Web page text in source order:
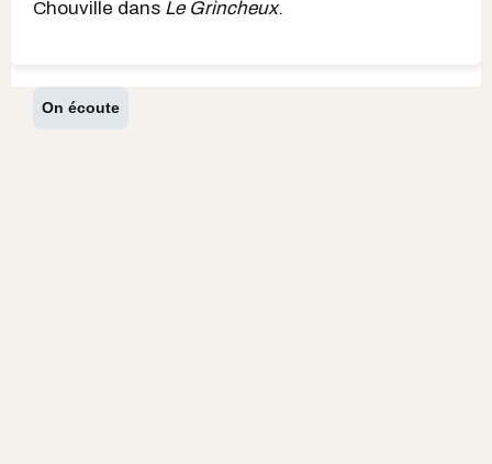
Chouville dans Le Grincheux.
On écoute